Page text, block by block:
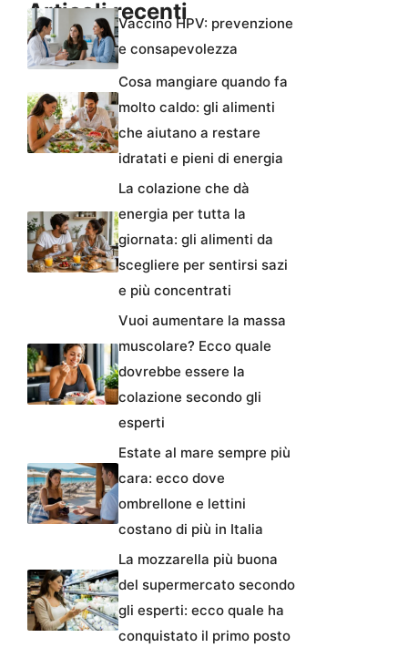
Articoli recentiVaccino HPV: prevenzione
e consapevolezza
Cosa mangiare quando fa
molto caldo: gli alimenti
che aiutano a restare
idratati e pieni di energia
La colazione che dà
energia per tutta la
giornata: gli alimenti da
scegliere per sentirsi sazi
e più concentrati
Vuoi aumentare la massa
muscolare? Ecco quale
dovrebbe essere la
colazione secondo gli
esperti
Estate al mare sempre più
cara: ecco dove
ombrellone e lettini
costano di più in Italia
La mozzarella più buona
del supermercato secondo
gli esperti: ecco quale ha
conquistato il primo posto